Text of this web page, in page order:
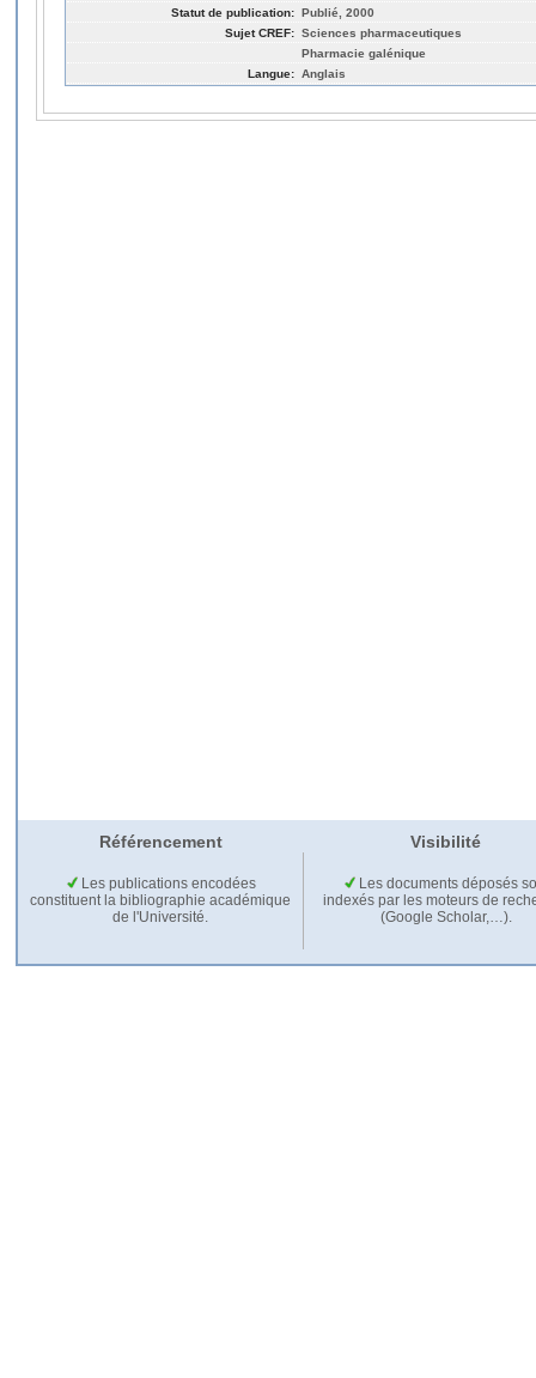
Statut de publication: Publié, 2000
Sujet CREF: Sciences pharmaceutiques
Pharmacie galénique
Langue: Anglais
Référencement Visibilité
Les publications encodées
constituent la bibliographie académique
de l'Université.
Les documents déposés
indexés par les moteurs de
(Google Scholar,…).